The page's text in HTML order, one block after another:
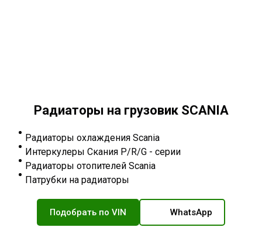
Радиаторы на грузовик SCANIA
Радиаторы охлаждения Scania
Интеркулеры Скания P/R/G - серии
Радиаторы отопителей Scania
Патрубки на радиаторы
Подобрать по VIN WhatsApp